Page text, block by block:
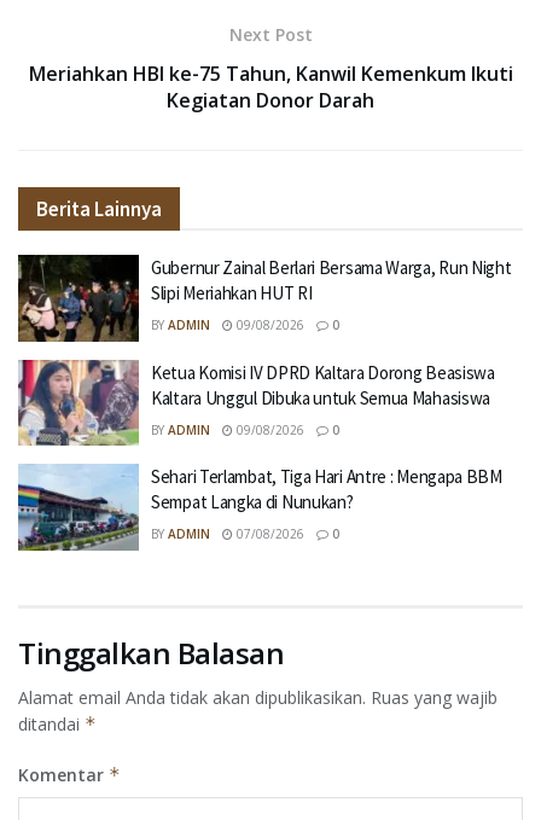
Next Post
Meriahkan HBI ke-75 Tahun, Kanwil Kemenkum Ikuti
Kegiatan Donor Darah
Berita Lainnya
Gubernur Zainal Berlari Bersama Warga, Run Night
Slipi Meriahkan HUT RI
BY ADMIN 09/08/2026 0
Ketua Komisi IV DPRD Kaltara Dorong Beasiswa
Kaltara Unggul Dibuka untuk Semua Mahasiswa
BY ADMIN 09/08/2026 0
Sehari Terlambat, Tiga Hari Antre : Mengapa BBM
Sempat Langka di Nunukan?
BY ADMIN 07/08/2026 0
Tinggalkan Balasan
Alamat email Anda tidak akan dipublikasikan. Ruas yang wajib
ditandai *
Komentar *